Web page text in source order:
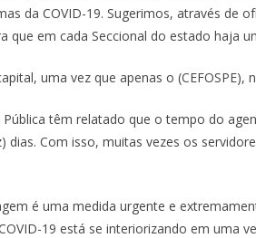
da COVID-19. Sugerimos, através de
que em cada Seccional do estado haja
uma vez que apenas o (CEFOSPE),
têm relatado que o tempo do
Com isso, muitas vezes os
é uma medida urgente e
19 está se interiorizando em uma